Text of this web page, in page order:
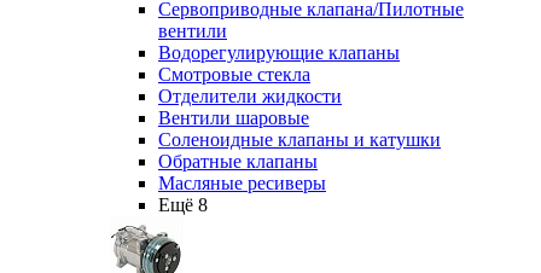
Сервоприводные клапана/Пилотные
вентили
Водорегулирующие клапаны
Смотровые стекла
Отделители жидкости
Вентили шаровые
Соленоидные клапаны и катушки
Обратные клапаны
Масляные ресиверы
Ещё 8